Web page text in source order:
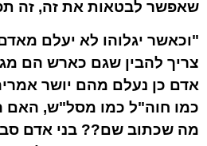
שאפשר לבטאות את זה, זה
"וכאשר יגלוהו לא יעלם
צריך להבין שגם כארש הם
אדם כן נעלם מהם יושר
כמו חוה"ל כמו מסל"ש, האם
מה שכתוב שם?? בני אדם